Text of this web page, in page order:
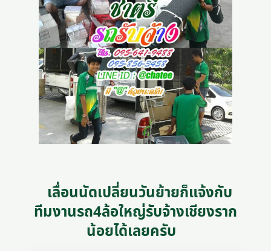
เลื่อนนัดเปลี่ยนวันย้ายก็แจ้งกับ
ทีมงานรถ4ล้อใหญ่รับจ้างเชียงราก
น้อยได้เลยครับ